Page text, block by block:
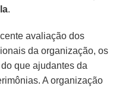
.
avaliação dos
da organização, os
que ajudantes da
A organização